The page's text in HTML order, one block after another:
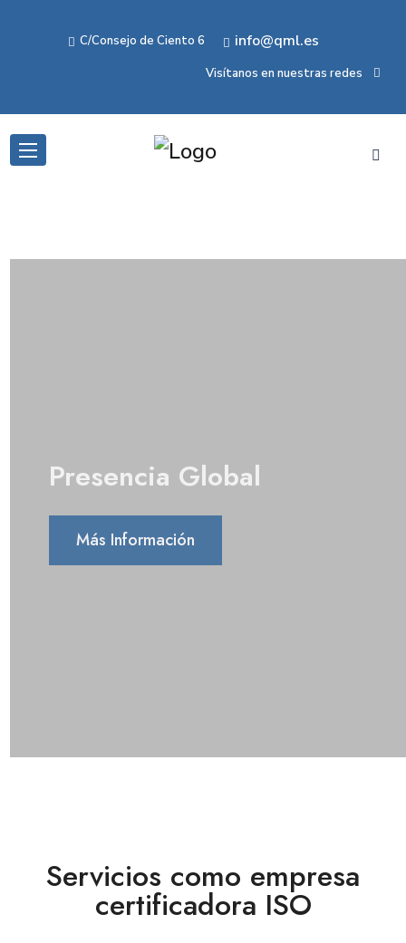
C/Consejo de Ciento 6 info@qml.es
Visítanos en nuestras redes
Presencia Global
Más Información
Servicios como empresa
certificadora ISO